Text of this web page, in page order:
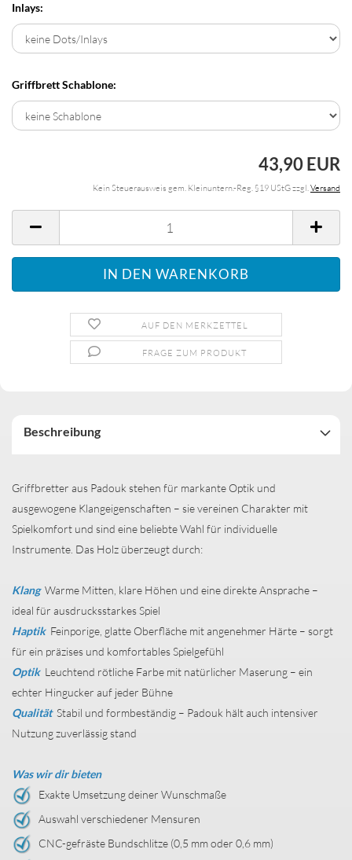
Inlays:
Griffbrett Schablone:
43,90 EUR
Kein Steuerausweis gem. Kleinuntern.-Reg. §19 UStG zzgl.Versand
AUF DEN MERKZETTEL
FRAGE ZUM PRODUKT
Beschreibung
Griffbretter aus Padouk stehen für markante Optik und
ausgewogene Klangeigenschaften – sie vereinen Charakter mit
Spielkomfort und sind eine beliebte Wahl für individuelle
Instrumente. Das Holz überzeugt durch:
KlangWarme Mitten, klare Höhen und eine direkte Ansprache –
ideal für ausdrucksstarkes Spiel
HaptikFeinporige, glatte Oberfläche mit angenehmer Härte – sorgt
für ein präzises und komfortables Spielgefühl
OptikLeuchtend rötliche Farbe mit natürlicher Maserung – ein
echter Hingucker auf jeder Bühne
QualitätStabil und formbeständig – Padouk hält auch intensiver
Nutzung zuverlässig stand
Was wir dir bieten
Exakte Umsetzung deiner Wunschmaße
Auswahl verschiedener Mensuren
CNC-gefräste Bundschlitze (0,5 mm oder 0,6 mm)